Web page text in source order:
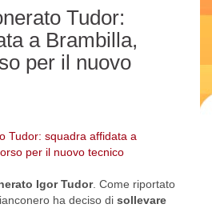
Tudor:
a Brambilla,
per il nuovo
Igor Tudor. Come riportato
ha deciso di sollevare